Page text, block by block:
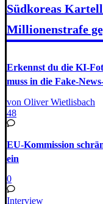
Südkoreas
Millionenstrafe
Erkennst du die KI-
muss in die Fake-
von Oliver Wietlisbach
48
EU-Kommission
ein
0
Interview